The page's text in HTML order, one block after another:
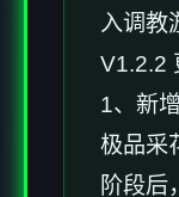
入调教
V1.2.2
1、新
极品采
阶段后